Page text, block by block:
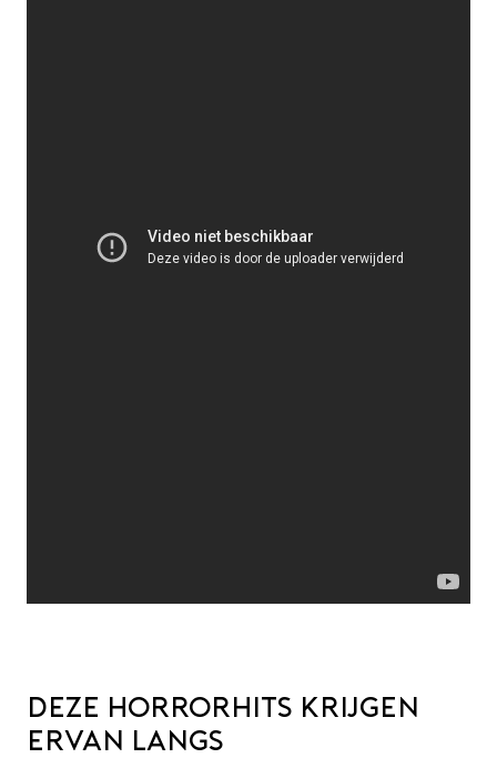
Deze horrorhits krijgen
ervan langs